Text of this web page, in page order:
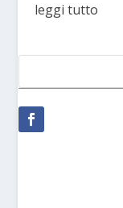
leggi tutto